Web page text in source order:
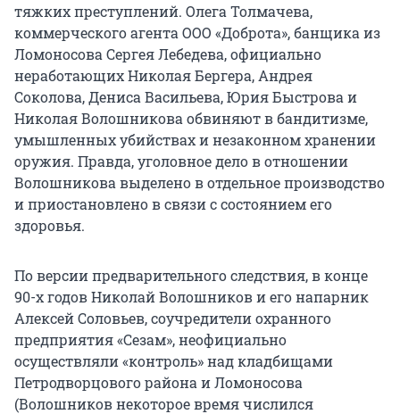
тяжких преступлений. Олега Толмачева,
коммерческого агента ООО «Доброта», банщика из
Ломоносова Сергея Лебедева, официально
неработающих Николая Бергера, Андрея
Соколова, Дениса Васильева, Юрия Быстрова и
Николая Волошникова обвиняют в бандитизме,
умышленных убийствах и незаконном хранении
оружия. Правда, уголовное дело в отношении
Волошникова выделено в отдельное производство
и приостановлено в связи с состоянием его
здоровья.
По версии предварительного следствия, в конце
90-х годов Николай Волошников и его напарник
Алексей Соловьев, соучредители охранного
предприятия «Сезам», неофициально
осуществляли «контроль» над кладбищами
Петродворцового района и Ломоносова
(Волошников некоторое время числился